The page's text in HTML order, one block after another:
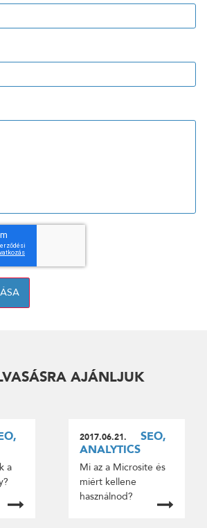
AJÁNLJUK
a
2017.06.21.
SEO,
ANALYTICS
Mi az a Microsite és
miért kellene
használnod?